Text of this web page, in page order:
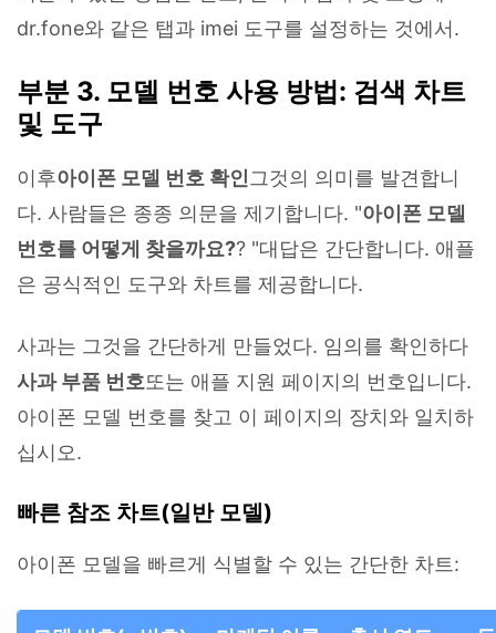
dr.fone와 같은 탭과 imei 도구를 설정하는 것에서.
부분 3. 모델 번호 사용 방법: 검색 차트
및 도구
이후아이폰 모델 번호 확인 그것의 의미를 발견합니
다. 사람들은 종종 의문을 제기합니다. "아이폰 모델
번호를 어떻게 찾을까요?? "대답은 간단합니다. 애플
은 공식적인 도구와 차트를 제공합니다.
사과는 그것을 간단하게 만들었다. 임의를 확인하다
사과 부품 번호또는 애플 지원 페이지의 번호입니다.
아이폰 모델 번호를 찾고 이 페이지의 장치와 일치하
십시오.
빠른 참조 차트(일반 모델)
아이폰 모델을 빠르게 식별할 수 있는 간단한 차트: